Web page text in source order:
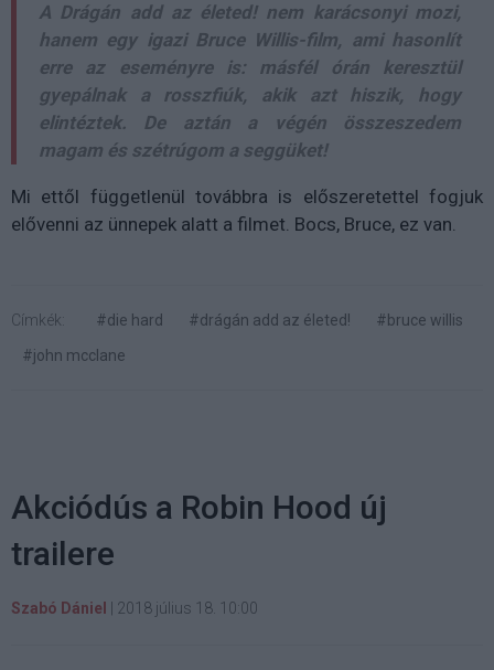
A Drágán add az életed! nem karácsonyi mozi,
hanem egy igazi Bruce Willis-film, ami hasonlít
erre az eseményre is: másfél órán keresztül
gyepálnak a rosszfiúk, akik azt hiszik, hogy
elintéztek. De aztán a végén összeszedem
magam és szétrúgom a seggüket!
Mi ettől függetlenül továbbra is előszeretettel fogjuk
elővenni az ünnepek alatt a filmet. Bocs, Bruce, ez van.
Címkék: #die hard #drágán add az életed!
#bruce willis
#john mcclane
Akciódús a Robin Hood új
trailere
Szabó Dániel 2018 július 18. 10:00